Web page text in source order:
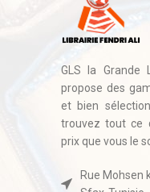
GLS la Grande
propose des
et bien
trouvez tout ce
prix que vous le
Rue Mohsen